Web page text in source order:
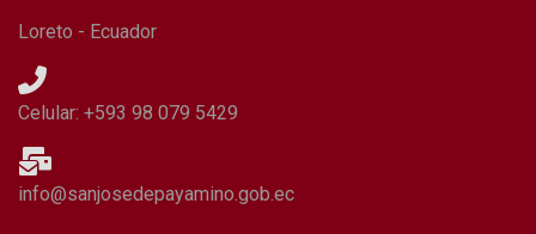
Loreto - Ecuador
Celular: +593 98 079 5429
info@sanjosedepayamino.gob.ec